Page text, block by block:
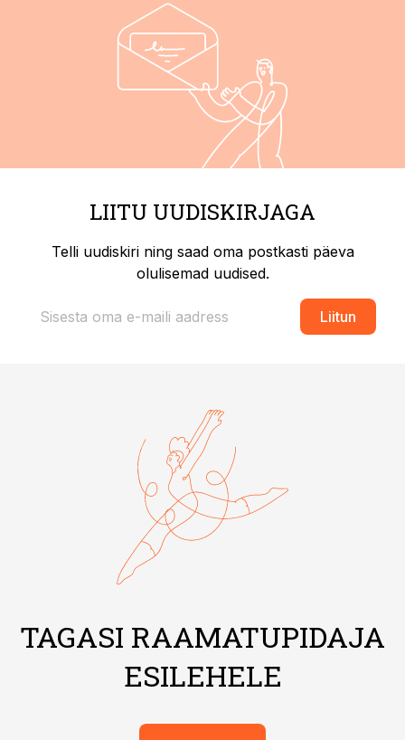
LIITU UUDISKIRJAGA
Telli uudiskiri ning saad oma postkasti päeva
olulisemad uudised.
Liitun
TAGASI RAAMATUPIDAJA
ESILEHELE